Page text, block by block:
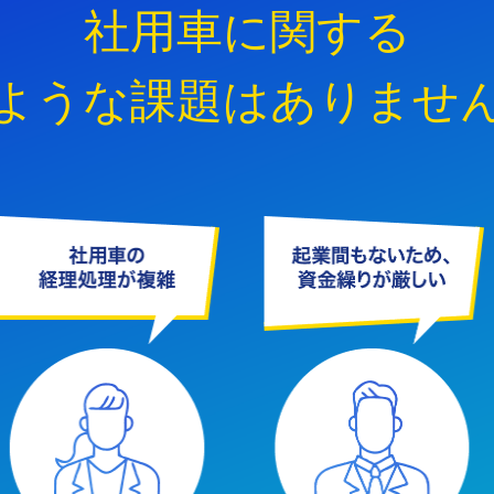
社用車に関する
うな課題はありませ